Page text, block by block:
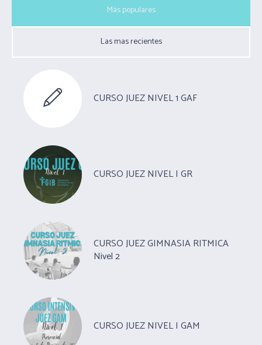
Más populares
Las mas recientes
CURSO JUEZ NIVEL 1 GAF
CURSO JUEZ NIVEL I GR
CURSO JUEZ GIMNASIA RITMICA
Nivel 2
CURSO JUEZ NIVEL I GAM